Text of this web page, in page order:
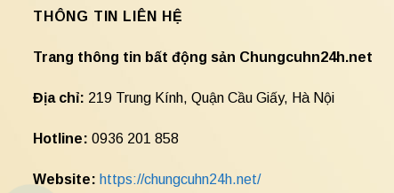
THÔNG TIN LIÊN HỆ
Trang thông tin bất động sản Chungcuhn24h.net
Địa chỉ: 219 Trung Kính, Quận Cầu Giấy, Hà Nội
Hotline: 0936 201 858
Website: https://chungcuhn24h.net/